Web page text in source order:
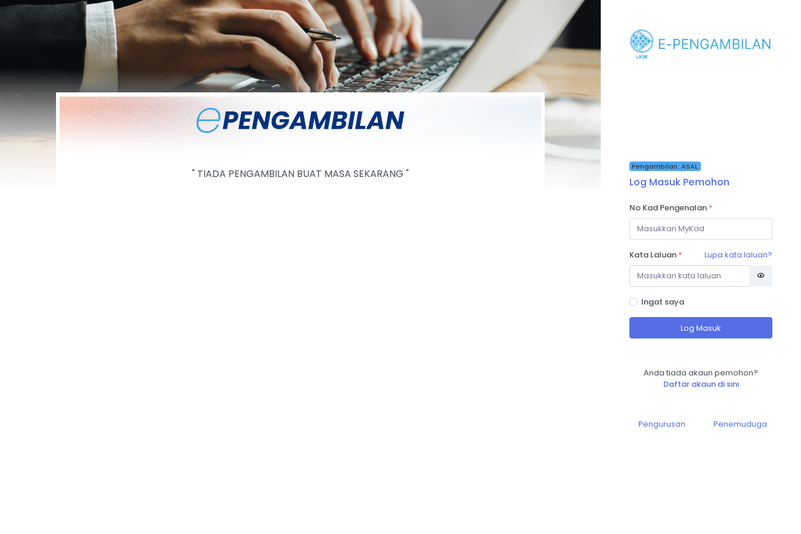
" TIADA PENGAMBILAN BUAT MASA SEKARANG "
Pengambilan: ASAL
Log Masuk Pemohon
No Kad Pengenalan *
Lupa kata laluan?
Kata Laluan *
Ingat saya
Log Masuk
Anda tiada akaun pemohon?
Daftar akaun di sini
Pengurusan Penemuduga